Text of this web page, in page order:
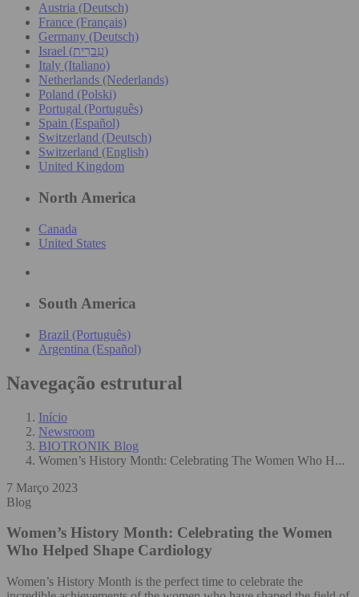
Austria (Deutsch)
France (Français)
Germany (Deutsch)
Israel (עִברִית)
Italy (Italiano)
Netherlands (Nederlands)
Poland (Polski)
Portugal (Português)
Spain (Español)
Switzerland (Deutsch)
Switzerland (English)
United Kingdom
North America
Canada
United States
South America
Brazil (Português)
Argentina (Español)
Navegação estrutural
Início
Newsroom
BIOTRONIK Blog
Women’s History Month: Celebrating The Women Who H...
7 Março 2023
Blog
Women’s History Month: Celebrating the Women
Who Helped Shape Cardiology
Women’s History Month is the perfect time to celebrate the